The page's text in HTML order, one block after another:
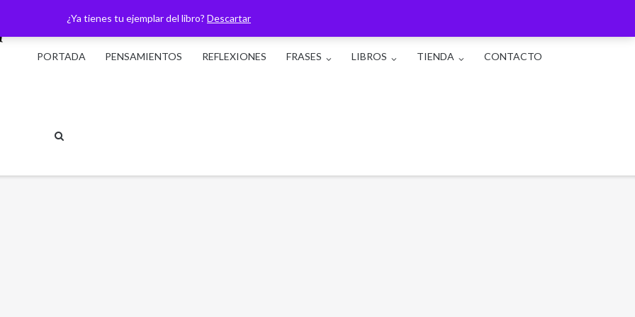
¿Ya tienes tu ejemplar del libro? Descartar
PORTADA
PENSAMIENTOS REFLEXIONES FRASES LIBROS TIENDA CONTACTO